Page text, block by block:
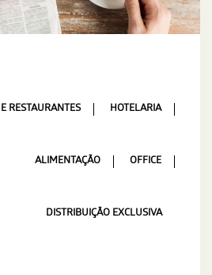
RESTAURANTES HOTELARIA
ALIMENTAÇÃO OFFICE
DISTRIBUIÇÃO EXCLUSIVA